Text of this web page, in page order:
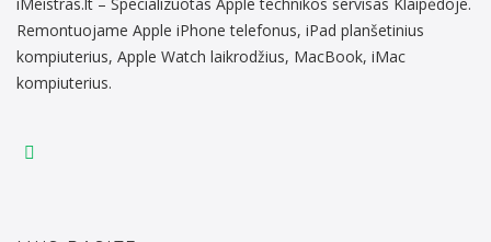
Remontuojame Apple iPhone telefonus, iPad planšetinius
kompiuterius, Apple Watch laikrodžius, MacBook, iMac
kompiuterius.